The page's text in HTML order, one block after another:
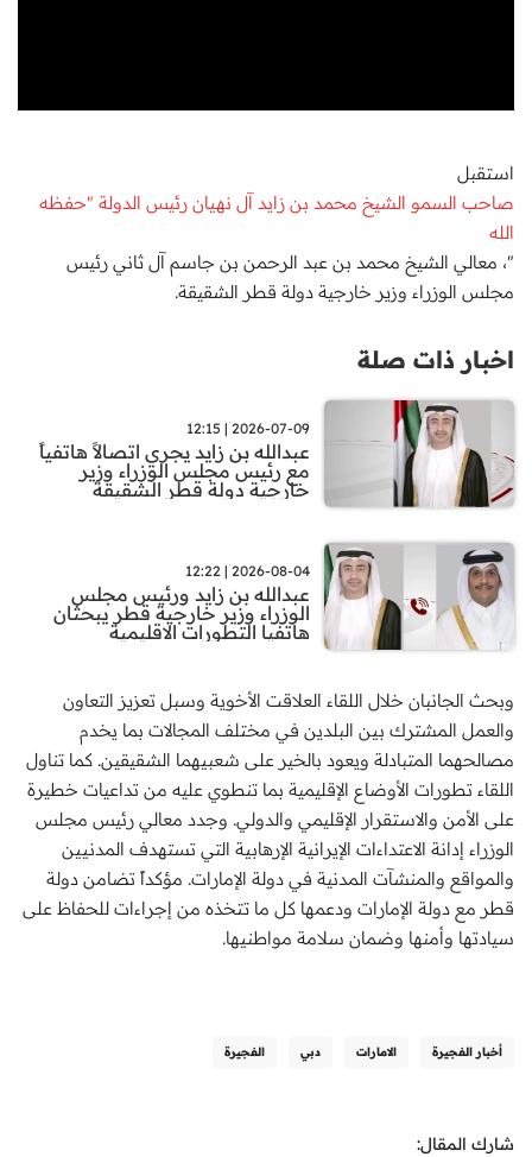
استقبل
صاحب السمو الشيخ محمد بن زايد آل نهيان رئيس الدولة "حفظه
الله
"، معالي الشيخ محمد بن عبد الرحمن بن جاسم آل ثاني رئيس
مجلس الوزراء وزير خارجية دولة قطر الشقيقة.
اخبار ذات صلة
2026-07-09 | 12:15
عبدالله بن زايد يجري اتصالاً هاتفياً
مع رئيس مجلس الوزراء وزير
خارجية دولة قطر الشقيقة
2026-08-04 | 12:22
عبدالله بن زايد ورئيس مجلس
الوزراء وزير خارجية قطر يبحثان
هاتفيا التطورات الاقليمية
وبحث الجانبان خلال اللقاء العلاقت الأخوية وسبل تعزيز التعاون
والعمل المشترك بين البلدين في مختلف المجالات بما يخدم
مصالحهما المتبادلة ويعود بالخير على شعبيهما الشقيقين. كما تناول
اللقاء تطورات الأوضاع الإقليمية بما تنطوي عليه من تداعيات خطيرة
على الأمن والاستقرار الإقليمي والدولي. وجدد معالي رئيس مجلس
الوزراء إدانة الاعتداءات الإيرانية الإرهابية التي تستهدف المدنيين
والمواقع والمنشآت المدنية في دولة الإمارات. مؤكداً تضامن دولة
قطر مع دولة الإمارات ودعمها كل ما تتخذه من إجراءات للحفاظ على
سيادتها وأمنها وضمان سلامة مواطنيها.
أخبار الفجيرة الامارات دبي الفجيرة
شارك المقال: